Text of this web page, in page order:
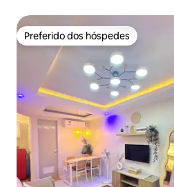
Preferido dos hóspedes
Preferido dos hóspedes